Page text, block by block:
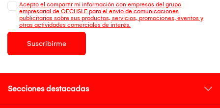
Acepto el compartir mi información con empresas del grupo
empresarial de OECHSLE para el envío de comunicaciones
publicitarias sobre sus productos, servicios, promociones, eventos y
otras actividades comerciales de interés.
Suscribirme
Secciones destacadas